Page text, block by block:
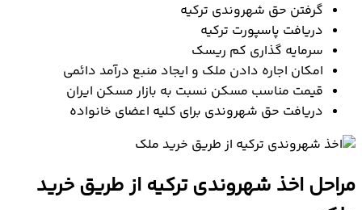
گرفتن حق شهروندی ترکیه
دریافت پاسپورت ترکیه
سرمایه گذاری کم ریسک
امکان اجاره دادن ملک و ایجاد منبع درآمد دائمی
قیمت مناسب مسکن نسبت به بازار مسکن ایران
دریافت حق شهروندی برای کلیه اعضای خانواده
مراحل اخذ شهروندی ترکیه از طریق خرید